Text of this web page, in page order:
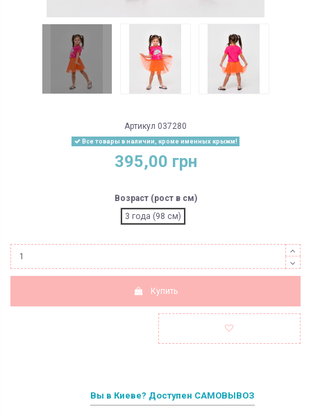
Артикул 037280
Все товары в наличии, кроме именных крыжм!
395,00 грн
Возраст (рост в см)
3 года (98 см)
Купить
Вы в Киеве? Доступен САМОВЫВОЗ